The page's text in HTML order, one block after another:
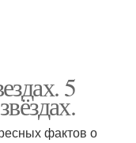
5
фактов о